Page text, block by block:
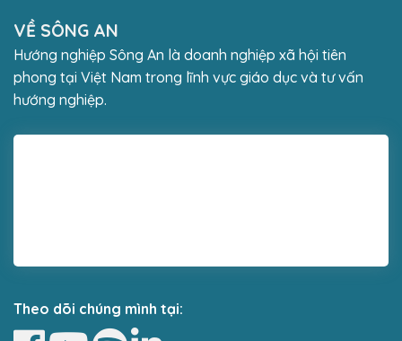
VỀ SÔNG AN
Hướng nghiệp Sông An là doanh nghiệp xã hội tiên
phong tại Việt Nam trong lĩnh vực giáo dục và tư vấn
hướng nghiệp.
Theo dõi chúng mình tại: